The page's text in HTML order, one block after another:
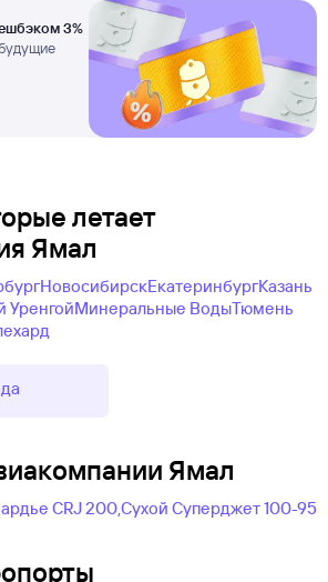
3%
летает
Ямал
НовосибирскЕкатеринбургКазань
УренгойМинеральные ВодыТюмень
Ямал
CRJ 200,Сухой Суперджет 100-95